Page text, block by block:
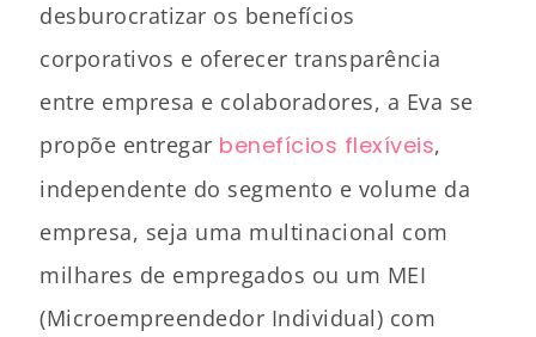
desburocratizar os benefícios
corporativos e oferecer transparência
entre empresa e colaboradores, a Eva se
propõe entregar benefícios flexíveis,
independente do segmento e volume da
empresa, seja uma multinacional com
milhares de empregados ou um MEI
(Microempreendedor Individual) com